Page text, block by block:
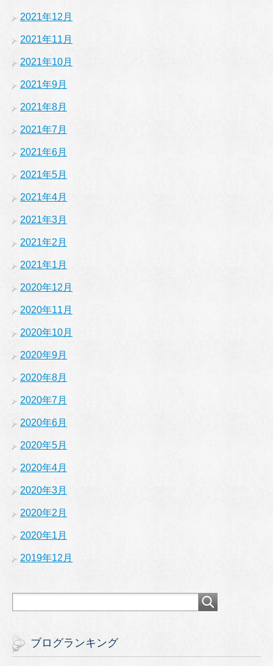
2021年12月
2021年11月
2021年10月
2021年9月
2021年8月
2021年7月
2021年6月
2021年5月
2021年4月
2021年3月
2021年2月
2021年1月
2020年12月
2020年11月
2020年10月
2020年9月
2020年8月
2020年7月
2020年6月
2020年5月
2020年4月
2020年3月
2020年2月
2020年1月
2019年12月
ブログランキング